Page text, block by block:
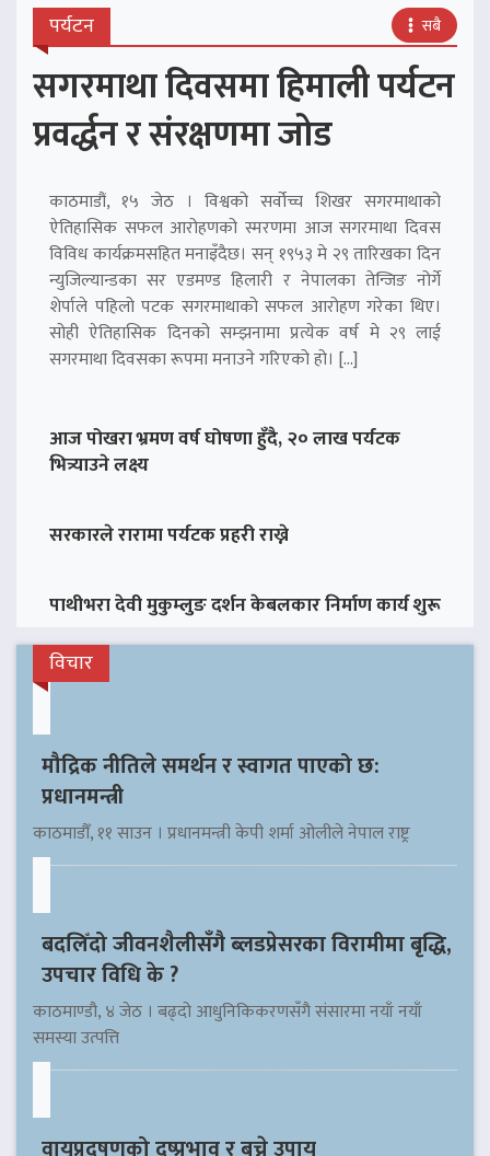
पर्यटन सबै
सगरमाथा दिवसमा हिमाली पर्यटन
प्रवर्द्धन र संरक्षणमा जोड
काठमाडौं, १५ जेठ । विश्वको सर्वोच्च शिखर सगरमाथाको
ऐतिहासिक सफल आरोहणको स्मरणमा आज सगरमाथा दिवस
विविध कार्यक्रमसहित मनाइँदैछ। सन् १९५३ मे २९ तारिखका दिन
न्युजिल्यान्डका सर एडमण्ड हिलारी र नेपालका तेन्जिङ नोर्गे
शेर्पाले पहिलो पटक सगरमाथाको सफल आरोहण गरेका थिए।
सोही ऐतिहासिक दिनको सम्झनामा प्रत्येक वर्ष मे २९ लाई
सगरमाथा दिवसका रूपमा मनाउने गरिएको हो। […]
आज पोखरा भ्रमण वर्ष घोषणा हुँदै, २० लाख पर्यटक
भित्र्याउने लक्ष्य
सरकारले रारामा पर्यटक प्रहरी राख्ने
पाथीभरा देवी मुकुम्लुङ दर्शन केबलकार निर्माण कार्य शुरू
विचार
मौद्रिक नीतिले समर्थन र स्वागत पाएको छ:
प्रधानमन्त्री
काठमाडौँ, ११ साउन । प्रधानमन्त्री केपी शर्मा ओलीले नेपाल राष्ट्र
बदलिँदो जीवनशैलीसँगै ब्लडप्रेसरका विरामीमा बृद्धि,
उपचार विधि के ?
काठमाण्डौ, ४ जेठ । बढ्दो आधुनिकिकरणसँगै संसारमा नयाँ नयाँ
समस्या उत्पत्ति